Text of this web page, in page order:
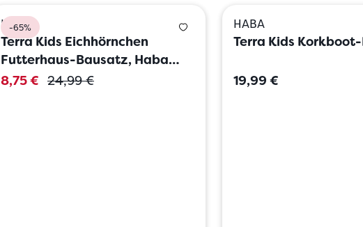
-65%
HABA
Terra Kids Eichhörnchen
Futterhaus-Bausatz, Haba
306914
8,75 € 24,99 €
HABA
Terra Kids
19,99 €